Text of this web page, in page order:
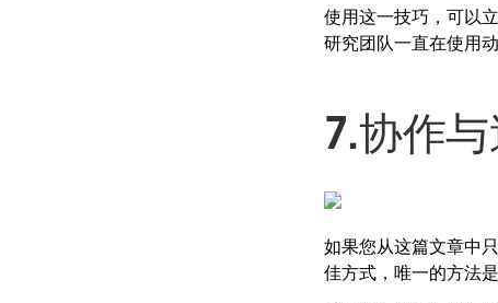
使用这一技巧，可以
研究团队一直在使用
7.协作
如果您从这篇文章中
佳方式，唯一的方法